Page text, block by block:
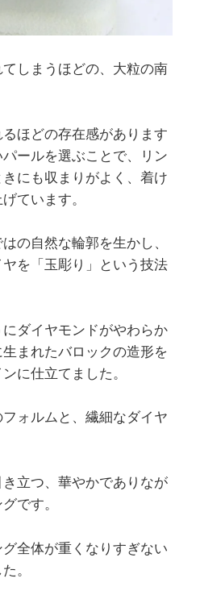
しまうほどの、大粒の南
ほどの存在感があります
ールを選ぶことで、リン
にも収まりがよく、着け
ています。
の自然な輪郭を生かし、
を「玉彫り」という技法
ダイヤモンドがやわらか
まれたバロックの造形を
に仕立てました。
ォルムと、繊細なダイヤ
立つ、華やかでありなが
です。
全体が重くなりすぎない
。